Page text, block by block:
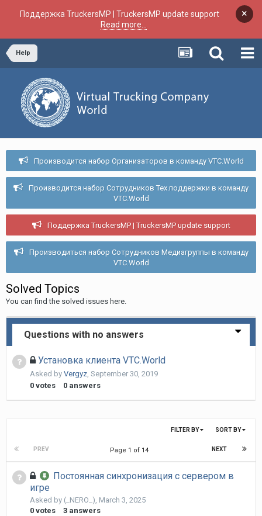
Поддержка TruckersMP | TruckersMP update support
Read more...
×
Help
Производится набор Организаторов в команду VTC.World
Производится набор Сотрудников Тех.поддержки в команду
VTC.World
Поддержка TruckersMP | TruckersMP update support
Производиться набор Сотрудников Медиагруппы в команду
VTC.World
Solved Topics
You can find the solved issues here.
Questions with no answers
Установка клиента VTC.World
Asked by Vergyz, September 30, 2019
0 votes 0 answers
SORT BY
FILTER BY
PREV NEXT
Page 1 of 14
Постоянная синхронизация с сервером в
игре
Asked by (_NERO_) March 3, 2025
0 votes 3 answers